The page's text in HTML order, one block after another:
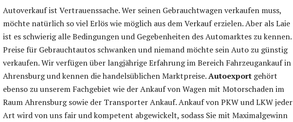
Autoverkauf ist Vertrauenssache. Wer seinen Gebrauchtwagen verkaufen muss,
möchte natürlich so viel Erlös wie möglich aus dem Verkauf erzielen. Aber als Laie
ist es schwierig alle Bedingungen und Gegebenheiten des Automarktes zu kennen.
Preise für Gebrauchtautos schwanken und niemand möchte sein Auto zu günstig
verkaufen. Wir verfügen über langjährige Erfahrung im Bereich Fahrzeugankauf in
Ahrensburg und kennen die handelsüblichen Marktpreise.Autoexport gehört
ebenso zu unserem Fachgebiet wie der Ankauf von Wagen mit Motorschaden im
Raum Ahrensburg sowie der Transporter Ankauf. Ankauf von PKW und LKW jeder
Art wird von uns fair und kompetent abgewickelt, sodass Sie mit Maximalgewinn